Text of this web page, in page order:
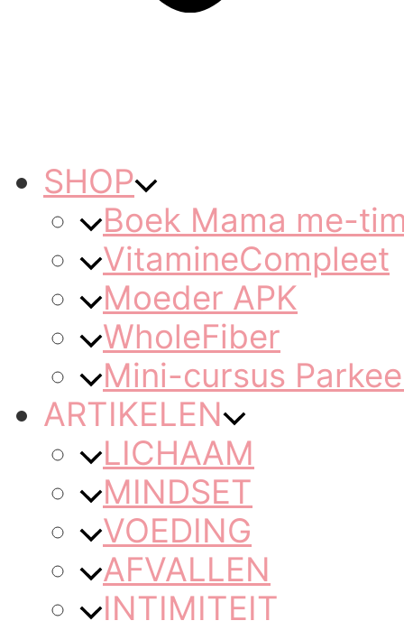
SHOP
Boek Mama me-
VitamineCompleet
Moeder APK
WholeFiber
Mini-cursus
ARTIKELEN
LICHAAM
MINDSET
VOEDING
AFVALLEN
INTIMITEIT